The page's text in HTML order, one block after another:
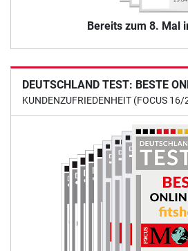
Bereits zum 8. Mal
DEUTSCHLAND TEST: BESTE
KUNDENZUFRIEDENHEIT (FOCUS 16/